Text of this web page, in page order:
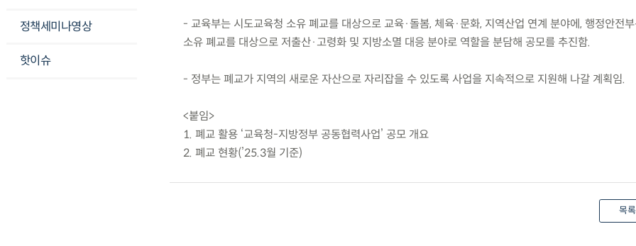
정책세미나영상
핫이슈
- 교육부는 시도교육청 소유 폐교를 대상으로 교육·돌봄, 체육·문화, 지역산업 연계 분야에, 행정안전
소유 폐교를 대상으로 저출산·고령화 및 지방소멸 대응 분야로 역할을 분담해 공모를 추진함.
- 정부는 폐교가 지역의 새로운 자산으로 자리잡을 수 있도록 사업을 지속적으로 지원해 나갈 계획임.
<붙임>
1. 폐교 활용 ‘교육청-지방정부 공동협력사업’ 공모 개요
2. 폐교 현황(’25.3월 기준)
목